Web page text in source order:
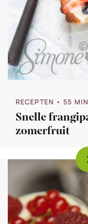
RECEPTEN • 55 MIN
Snelle
zomerfruit